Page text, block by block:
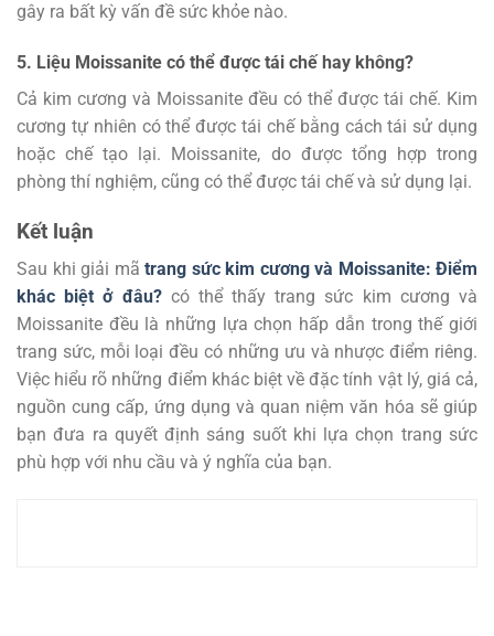
gây ra bất kỳ vấn đề sức khỏe nào.
5. Liệu Moissanite có thể được tái chế hay không?
Cả kim cương và Moissanite đều có thể được tái chế. Kim
cương tự nhiên có thể được tái chế bằng cách tái sử dụng
hoặc chế tạo lại. Moissanite, do được tổng hợp trong
phòng thí nghiệm, cũng có thể được tái chế và sử dụng lại.
Kết luận
Sau khi giải mã trang sức kim cương và Moissanite: Điểm
khác biệt ở đâu?có thể thấy trang sức kim cương và
Moissanite đều là những lựa chọn hấp dẫn trong thế giới
trang sức, mỗi loại đều có những ưu và nhược điểm riêng.
Việc hiểu rõ những điểm khác biệt về đặc tính vật lý, giá cả,
nguồn cung cấp, ứng dụng và quan niệm văn hóa sẽ giúp
bạn đưa ra quyết định sáng suốt khi lựa chọn trang sức
phù hợp với nhu cầu và ý nghĩa của bạn.